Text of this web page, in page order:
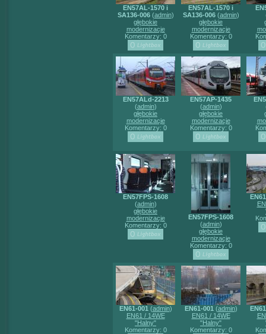
EN57AL-1570 i
SA136-006(admin)
głębokie
modernizacje
Komentarzy: 0
EN57AL-1570 i
SA136-006(admin)
głębokie
modernizacje
Komentarzy: 0
EN57ALd-2213
(admin)
głębokie
modernizacje
Komentarzy: 0
EN57AP-1435
(admin)
głębokie
modernizacje
Komentarzy: 0
EN57FPS-1608
(admin)
głębokie
modernizacje
Komentarzy: 0
EN57FPS-1608
(admin)
głębokie
modernizacje
Komentarzy: 0
EN61-001 (admin)
EN61 / 14WE
"Halny"
Komentarzy: 0
EN61-001 (admin)
EN61 / 14WE
"Halny"
Komentarzy: 0